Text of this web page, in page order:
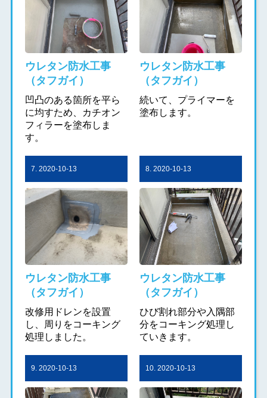
ウレタン防水工事
（タフガイ）
凹凸のある箇所を平ら
に均すため、カチオン
フィラーを塗布しま
す。
ウレタン防水工事
（タフガイ）
続いて、プライマーを
塗布します。
7. 2020-10-13
ウレタン防水工事
（タフガイ）
改修用ドレンを設置
し、周りをコーキング
処理しました。
8. 2020-10-13
ウレタン防水工事
（タフガイ）
ひび割れ部分や入隅部
分をコーキング処理し
ていきます。
9. 2020-10-13 10. 2020-10-13